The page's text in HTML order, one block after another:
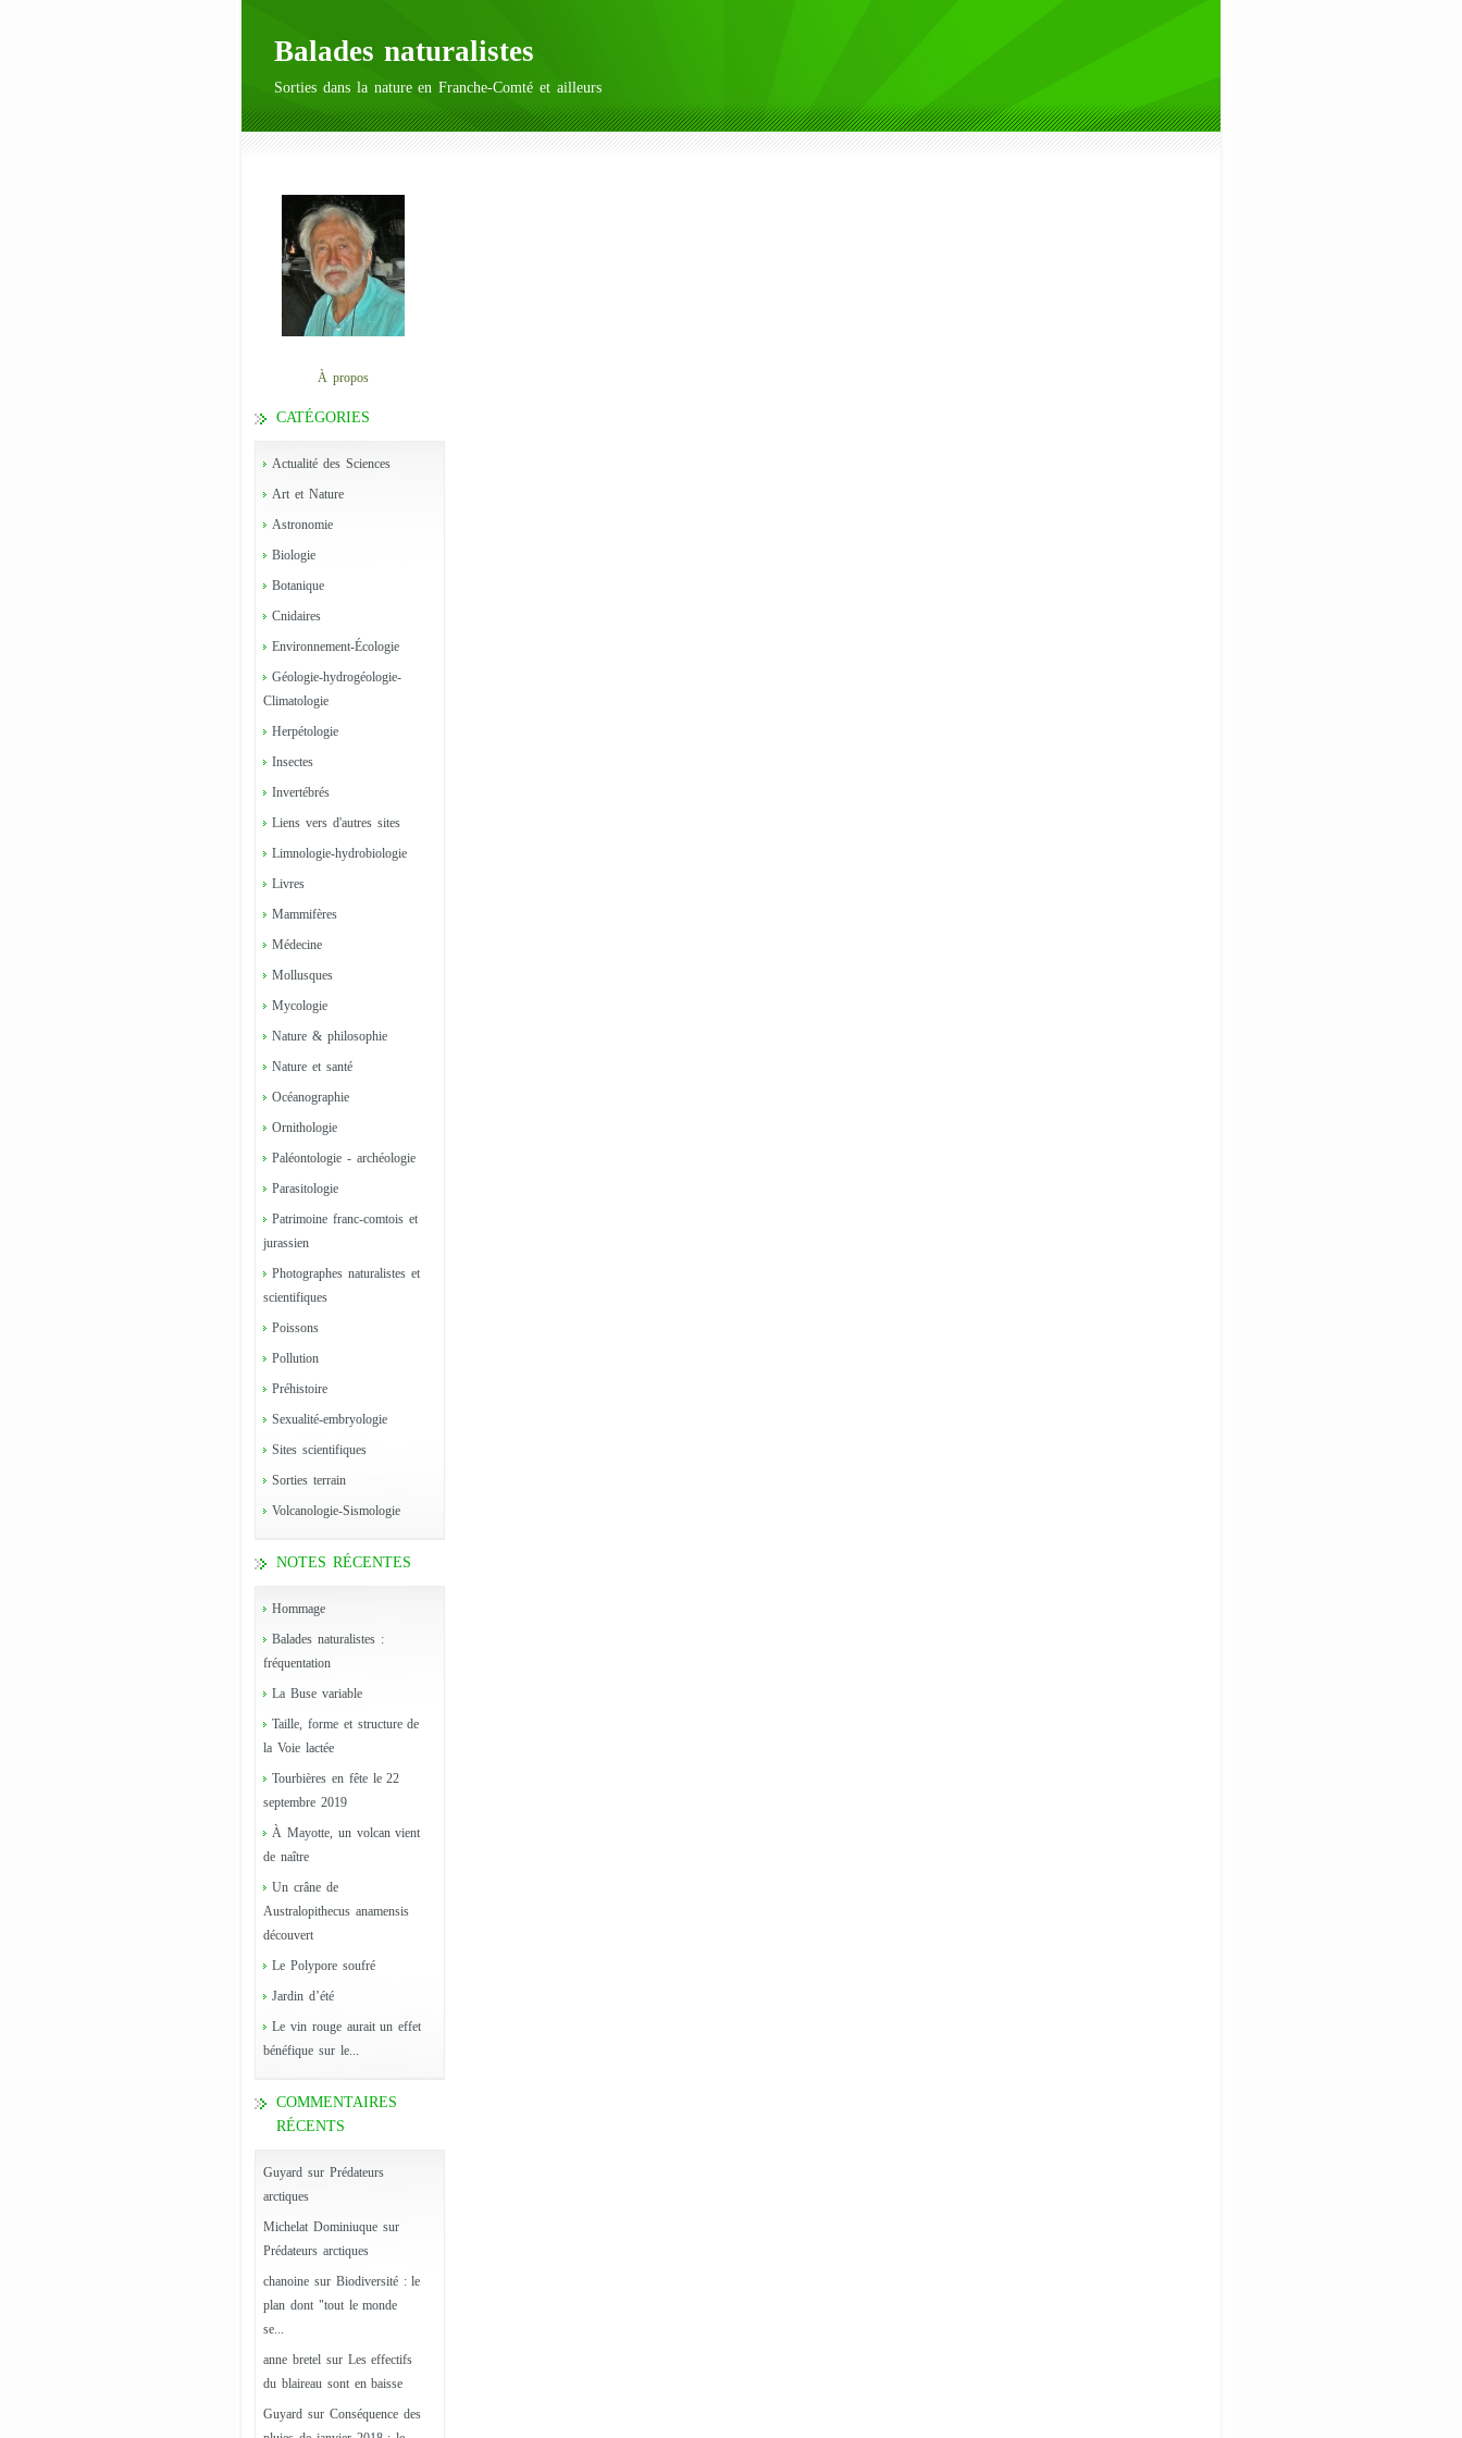
Balades naturalistes
Sorties dans la nature en Franche-Comté et ailleurs
À propos
CATÉGORIES
Actualité des Sciences
Art et Nature
Astronomie
Biologie
Botanique
Cnidaires
Environnement-Écologie
Géologie-hydrogéologie-
Climatologie
Herpétologie
Insectes
Invertébrés
Liens vers d'autres sites
Limnologie-hydrobiologie
Livres
Mammifères
Médecine
Mollusques
Mycologie
Nature & philosophie
Nature et santé
Océanographie
Ornithologie
Paléontologie - archéologie
Parasitologie
Patrimoine franc-comtois et
jurassien
Photographes naturalistes et
scientifiques
Poissons
Pollution
Préhistoire
Sexualité-embryologie
Sites scientifiques
Sorties terrain
Volcanologie-Sismologie
NOTES RÉCENTES
Hommage
Balades naturalistes :
fréquentation
La Buse variable
Taille, forme et structure de
la Voie lactée
Tourbières en fête le 22
septembre 2019
À Mayotte, un volcan vient
de naître
Un crâne de
Australopithecus anamensis
découvert
Le Polypore soufré
Jardin d’été
Le vin rouge aurait un effet
bénéfique sur le...
COMMENTAIRES
RÉCENTS
Guyard sur Prédateurs
arctiques
Michelat Dominiuquesur
Prédateurs arctiques
chanoine sur Biodiversité : le
plan dont "tout le monde
se...
anne bretelsur Les effectifs
du blaireau sont en baisse
Guyard sur Conséquence des